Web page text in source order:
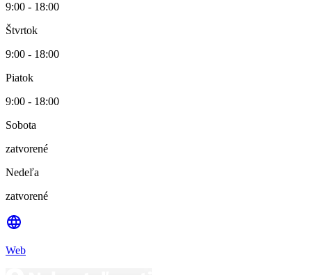
9:00 - 18:00
Štvrtok
9:00 - 18:00
Piatok
9:00 - 18:00
Sobota
zatvorené
Nedeľa
zatvorené
Web